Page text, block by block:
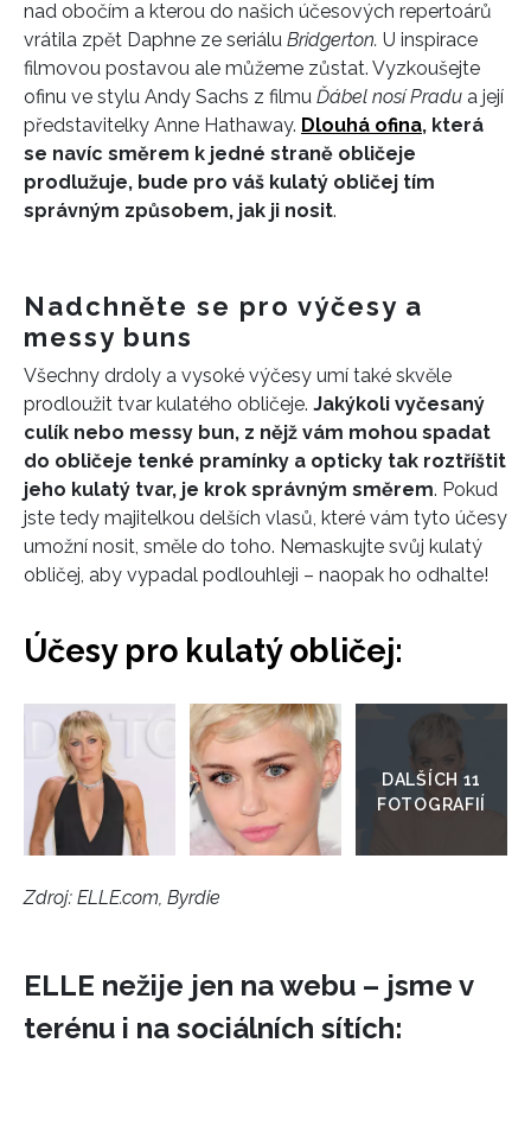
INFORMACE
REDAKCE
nad obočím a kterou do našich účesových repertoárů
vrátila zpět Daphne ze seriálu Bridgerton. U inspirace
filmovou postavou ale můžeme zůstat. Vyzkoušejte
ofinu ve stylu Andy Sachs z filmu Ďábel nosí Pradu a její
představitelky Anne Hathaway. Dlouhá ofina, která
se navíc směrem k jedné straně obličeje
prodlužuje, bude pro váš kulatý obličej tím
správným způsobem, jak ji nosit.
Nadchněte se pro výčesy a
messy buns
Všechny drdoly a vysoké výčesy umí také skvěle
prodloužit tvar kulatého obličeje. Jakýkoli vyčesaný
culík nebo messy bun, z nějž vám mohou spadat
do obličeje tenké pramínky a opticky tak roztříštit
jeho kulatý tvar, je krok správným směrem. Pokud
jste tedy majitelkou delších vlasů, které vám tyto účesy
umožní nosit, směle do toho. Nemaskujte svůj kulatý
obličej, aby vypadal podlouhleji – naopak ho odhalte!
Účesy pro kulatý obličej:
Přejít
galerie
Zdroj: ELLE.com, Byrdie
ELLE nežije jen na webu – jsme v
terénu i na sociálních sítích: